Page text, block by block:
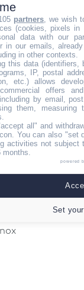
de châssis
partners, we wish
(cookies, pixels
data with our
in our emails,
in other contexts.
this data (identifiers,
IP, postal
etc.) allows
offers
by email,
them, measuring
all" and
. You can also "set
activities not subject
months.
powered
Set